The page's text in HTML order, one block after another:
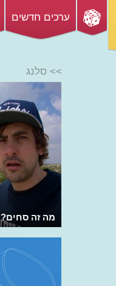
ערכים חדשים
>> סלנג
מה זה סחים?